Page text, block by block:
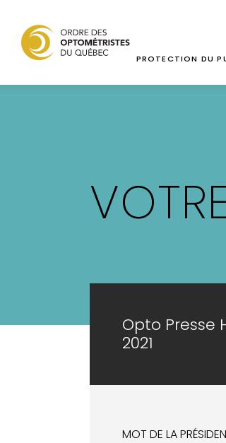
au
PROTECTION DU
Opto Presse
2021
MOT DE LA